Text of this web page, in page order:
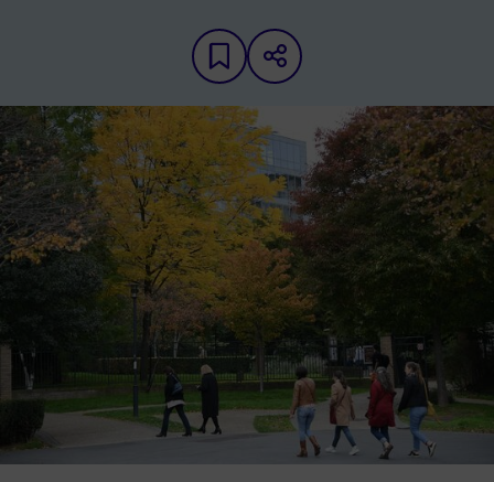
Ajouter aux favoris
Partager sur les